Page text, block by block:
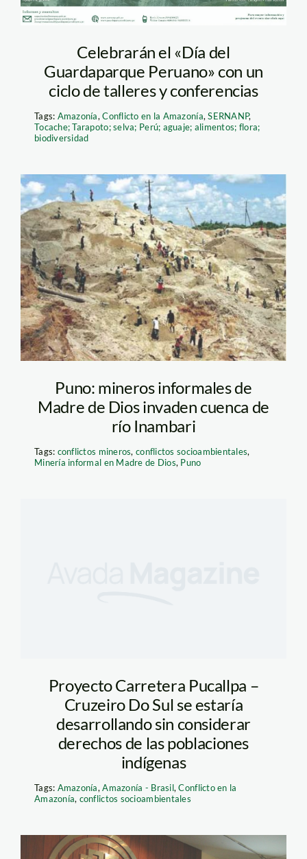
Celebrarán el «Día del
Guardaparque Peruano» con un
ciclo de talleres y conferencias
Tags: Amazonía,Conflicto en la Amazonía,SERNANP,
Tocache; Tarapoto; selva; Perú; aguaje; alimentos; flora;
biodiversidad
mineria_inambari_puno
Puno: mineros informales de
Madre de Dios invaden cuenca de
río Inambari
Tags: conflictos mineros,conflictos socioambientales,
Minería informal en Madre de Dios, Puno
Proyecto Carretera Pucallpa –
Cruzeiro Do Sul se estaría
desarrollando sin considerar
derechos de las poblaciones
indígenas
Tags: Amazonía,Amazonía - Brasil,Conflicto en la
Amazonía, conflictos socioambientales